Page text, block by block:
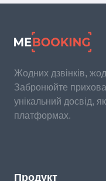
Жодних дзвінків,
Забронюйте
унікальний досвід,
платформах.
Продукт